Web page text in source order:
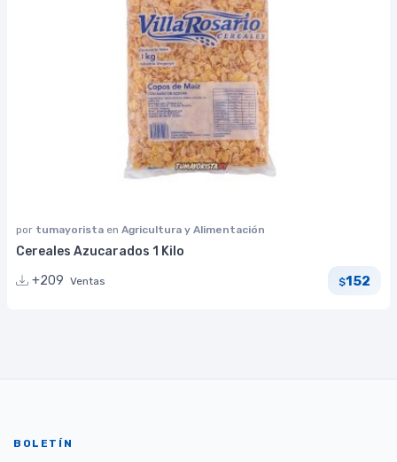
por tumayorista en Agricultura y Alimentación
Cereales Azucarados 1 Kilo
+209 Ventas $152
BOLETÍN